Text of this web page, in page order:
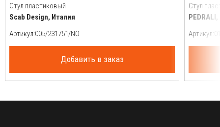
Стул пластиковый
Scab Design, Италия
Артикул:
Добавить в заказ
Стул
Артикул: